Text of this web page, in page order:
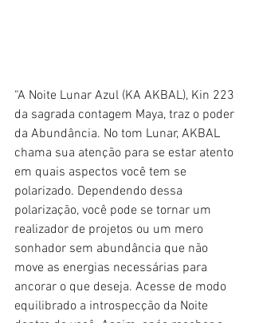
“A Noite Lunar Azul (KA AKBAL), Kin 223
da sagrada contagem Maya, traz o poder
da Abundância. No tom Lunar, AKBAL
chama sua atenção para se estar atento
em quais aspectos você tem se
polarizado. Dependendo dessa
polarização, você pode se tornar um
realizador de projetos ou um mero
sonhador sem abundância que não
move as energias necessárias para
ancorar o que deseja. Acesse de modo
equilibrado a introspecção da Noite